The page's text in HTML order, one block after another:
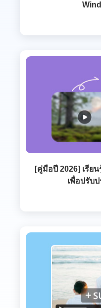
[คู่มือปี 2026] เรีย
เพื่อปรับ